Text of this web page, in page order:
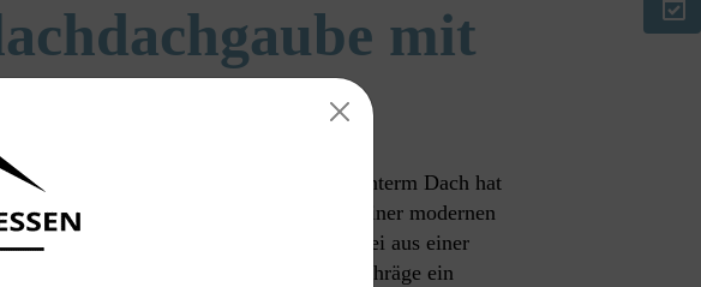
mit
eines geräumigeren Badezimmers unterm Dach hat
Bauherrin aus Handewitt erfüllt. Mit einer modernen
wurde von unserer Dachdeckerei aus einer
dunklen WC-Nische unter der Dachschräge ein